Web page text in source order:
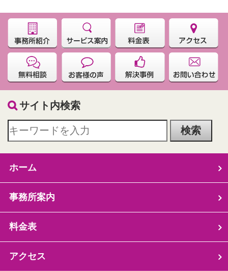
サイト内検索
ホーム
事務所案内
料金表
アクセス